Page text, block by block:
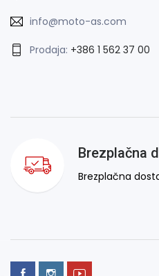
info@moto-as.com
Prodaja: +386 1 562 37 00
Brezplačna
Brezplačna